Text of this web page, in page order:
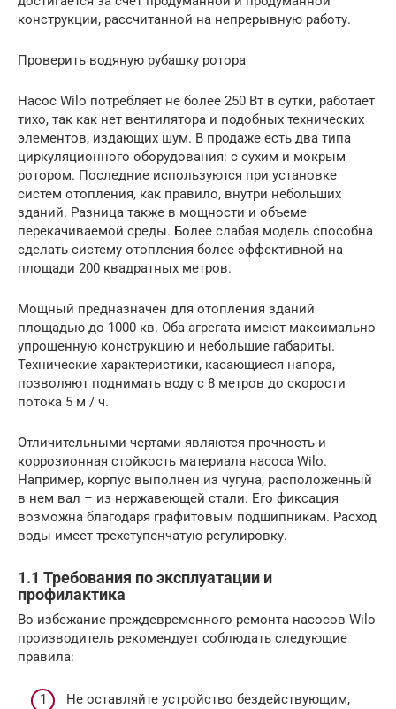
конструкции, рассчитанной на непрерывную работу.
Проверить водяную рубашку ротора
Насос Wilo потребляет не более 250 Вт в сутки, работает
тихо, так как нет вентилятора и подобных технических
элементов, издающих шум. В продаже есть два типа
циркуляционного оборудования: с сухим и мокрым
ротором. Последние используются при установке
систем отопления, как правило, внутри небольших
зданий. Разница также в мощности и объеме
перекачиваемой среды. Более слабая модель способна
сделать систему отопления более эффективной на
площади 200 квадратных метров.
Мощный предназначен для отопления зданий
площадью до 1000 кв. Оба агрегата имеют максимально
упрощенную конструкцию и небольшие габариты.
Технические характеристики, касающиеся напора,
позволяют поднимать воду с 8 метров до скорости
потока 5 м / ч.
Отличительными чертами являются прочность и
коррозионная стойкость материала насоса Wilo.
Например, корпус выполнен из чугуна, расположенный
в нем вал – из нержавеющей стали. Его фиксация
возможна благодаря графитовым подшипникам. Расход
воды имеет трехступенчатую регулировку.
1.1 Требования по эксплуатации и
профилактика
Во избежание преждевременного ремонта насосов Wilo
производитель рекомендует соблюдать следующие
правила:
Не оставляйте устройство бездействующим,